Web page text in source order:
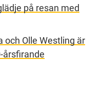
på resan med
och Olle Westling är
årsfirande